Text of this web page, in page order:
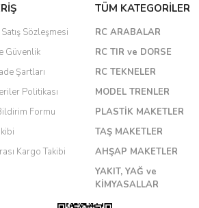
Sözleşmesi
Güvenlik
Şartları
Politikası
Formu
Kargo Takibi
TÜM KATEGORİLER
RC ARABALAR
RC TIR ve DORSE
RC TEKNELER
MODEL TRENLER
PLASTİK MAKETLER
TAŞ MAKETLER
AHŞAP MAKETLER
YAKIT, YAĞ ve
KİMYASALLAR